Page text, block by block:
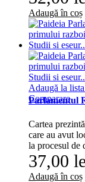
Adaugă în coș
Adaugă la
Comparare
Parlamentul
Cartea
care au avut
la procesul de
37,00
Adaugă în coș